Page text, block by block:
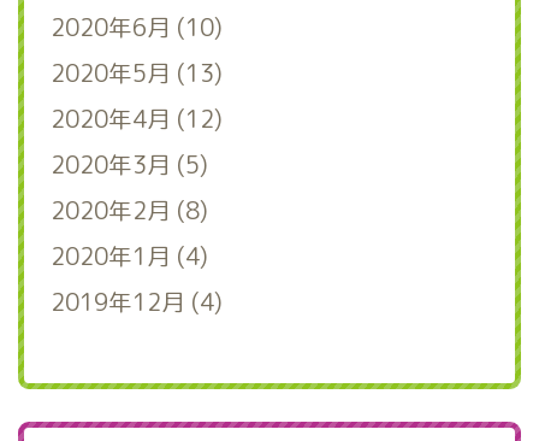
2020年6月 (10)
2020年5月 (13)
2020年4月 (12)
2020年3月 (5)
2020年2月 (8)
2020年1月 (4)
2019年12月 (4)